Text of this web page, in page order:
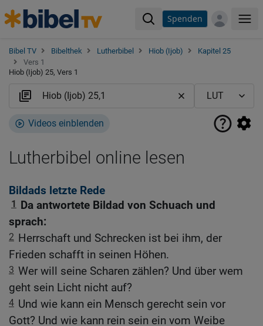
Spenden
Bibel TV Bibelthek Lutherbibel Hiob (Ijob)
Kapitel 25
Vers 1
Hiob (Ijob) 25, Vers 1
Videos einblenden
Lutherbibel online lesen
Bildads letzte Rede
1
Da antwortete Bildad von Schuach und
sprach:
2 Herrschaft und Schrecken ist bei ihm, der
Frieden schafft in seinen Höhen.
3 Wer will seine Scharen zählen? Und über wem
geht sein Licht nicht auf?
4 Und wie kann ein Mensch gerecht sein vor
Gott? Und wie kann rein sein ein vom Weibe